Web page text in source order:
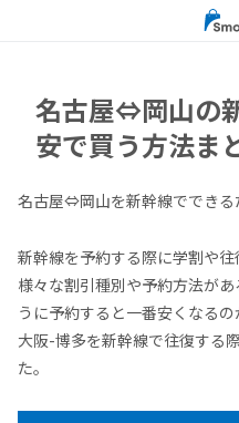
名古屋⇔岡山の
安で買う方法ま
名古屋⇔岡山を新幹線でできる
新幹線を予約する際に学割や
様々な割引種別や予約方法が
うに予約すると一番安くなる
大阪-博多を新幹線で往復する
た。